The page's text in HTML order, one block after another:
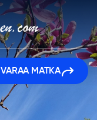
VARAA MATKA